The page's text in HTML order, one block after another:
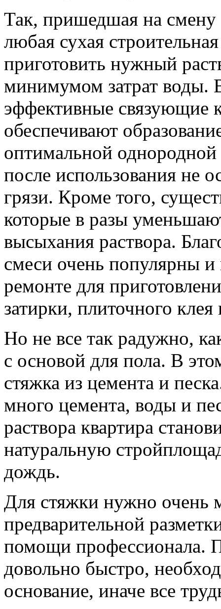
Так, пришедшая на смену
любая сухая
приготовить нужный
минимумом затрат воды.
эффективные связующие
обеспечивают
оптимальной однородной
после использования не
грязи. Кроме того,
которые в разы
высыхания раствора.
смеси очень популярны
ремонте для
затирки, плиточного
Но не все так радужно,
с основой для пола. В
стяжка из цемента и
много цемента, воды и
раствора квартира
натуральную
дождь.
Для стяжки нужно очень
предварительной
помощи профессионала.
довольно быстро,
основание, иначе все